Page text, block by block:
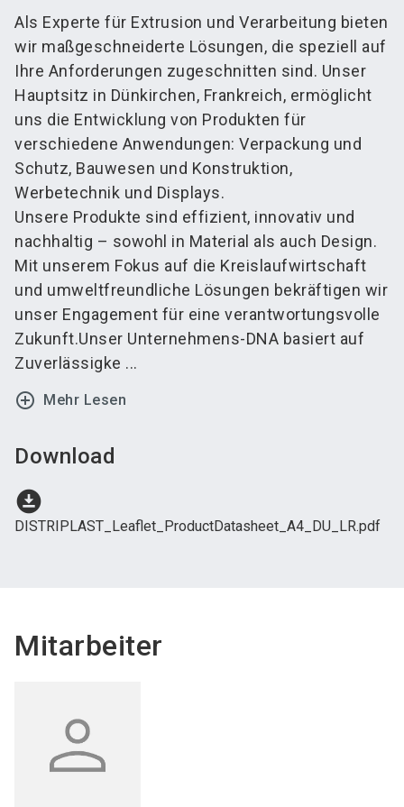
Als Experte für Extrusion und Verarbeitung bieten
wir maßgeschneiderte Lösungen, die speziell auf
Ihre Anforderungen zugeschnitten sind. Unser
Hauptsitz in Dünkirchen, Frankreich, ermöglicht
uns die Entwicklung von Produkten für
verschiedene Anwendungen: Verpackung und
Schutz, Bauwesen und Konstruktion,
Werbetechnik und Displays.
Unsere Produkte sind effizient, innovativ und
nachhaltig – sowohl in Material als auch Design.
Mit unserem Fokus auf die Kreislaufwirtschaft
und umweltfreundliche Lösungen bekräftigen wir
unser Engagement für eine verantwortungsvolle
Zukunft.Unser Unternehmens-DNA basiert auf
Zuverlässigke ...
add_circle_outline Mehr Lesen
Download
download_for_offline
DISTRIPLAST_Leaflet_ProductDatasheet_A4_DU_LR.pdf
Mitarbeiter